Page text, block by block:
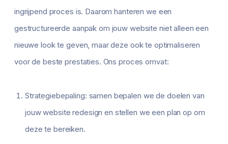
ingrijpend proces is. Daarom hanteren we een
gestructureerde aanpak om jouw website niet alleen een
nieuwe look te geven, maar deze ook te optimaliseren
voor de beste prestaties. Ons proces omvat:
Strategiebepaling: samen bepalen we de doelen van
jouw website redesign en stellen we een plan op om
deze te bereiken.